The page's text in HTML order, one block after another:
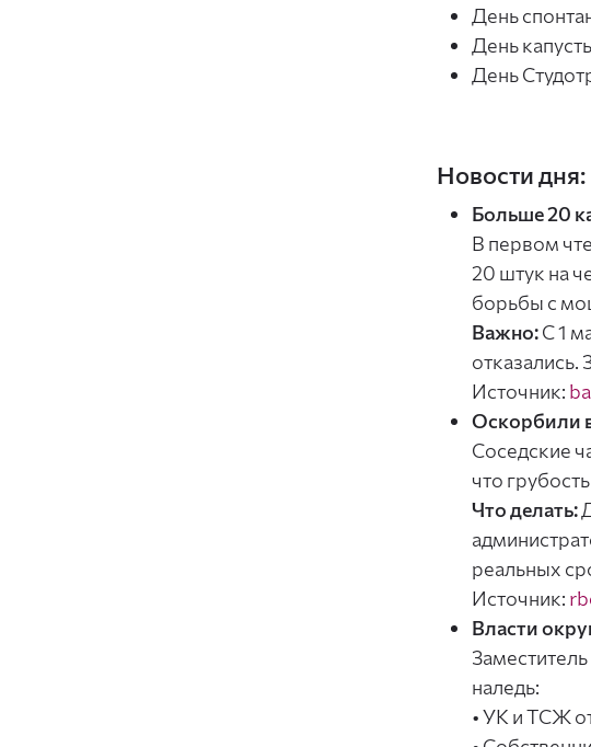
День
День
День
Новости дня:
Больше 20
В первом
20 штук на
борьбы с
Важно:С 1
отказались.
Источник:
Оскорбили
Соседские
что
Что делать:
реальных
Источник:
Власти
наледь:
• УК и ТСЖ